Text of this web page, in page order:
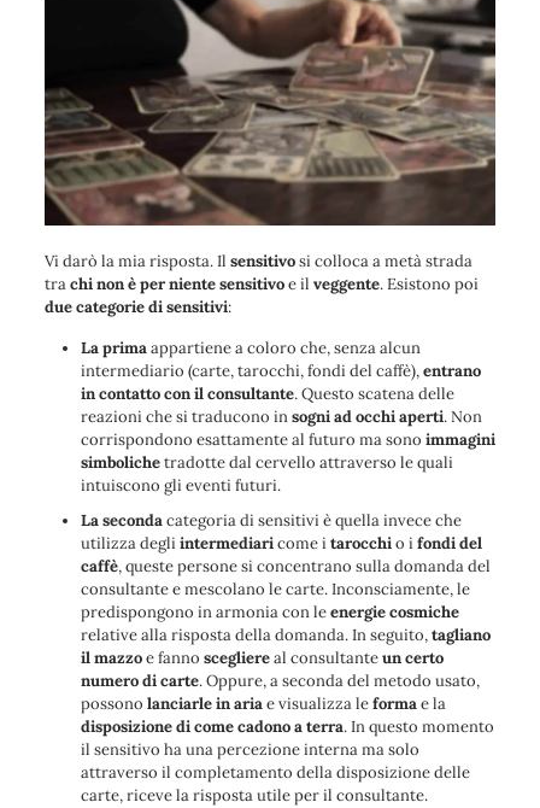
Vi darò la mia risposta. Il sensitivosi colloca a metà strada
trachi non è per niente sensitivoe il veggente. Esistono poi
due categorie di sensitivi:
La primaappartiene a coloro che, senza alcun
intermediario (carte, tarocchi, fondi del caffè),entrano
in contatto con il consultante. Questo scatena delle
reazioni che si traducono insogni ad occhi aperti. Non
corrispondono esattamente al futuro ma sono immagini
simbolichetradotte dal cervello attraverso le quali
intuiscono gli eventi futuri.
La secondacategoria di sensitivi è quella invece che
utilizza degliintermediaricome itarocchio ifondi del
caffè, queste persone si concentrano sulla domanda del
consultante e mescolano le carte. Inconsciamente, le
predispongono in armonia con leenergie cosmiche
relative alla risposta della domanda. In seguito,tagliano
il mazzoe fanno scegliereal consultanteun certo
numero di carte. Oppure, a seconda del metodo usato,
possono lanciarle in ariae visualizza leformae la
disposizione di come cadono a terra. In questo momento
il sensitivo ha una percezione interna ma solo
attraverso il completamento della disposizione delle
carte, riceve la risposta utile per il consultante.